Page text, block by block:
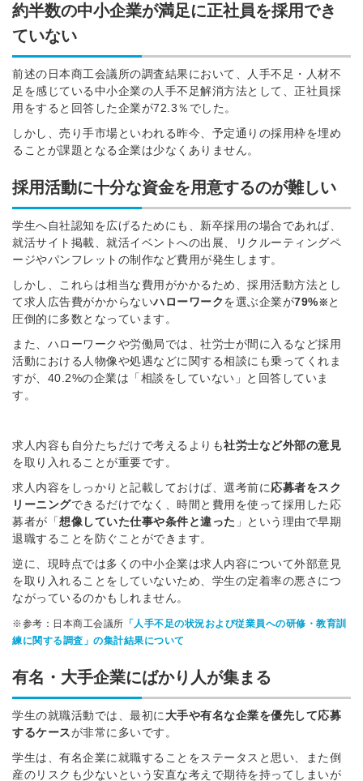
約半数の中小企業が満足に正社員を採用でき
ていない
前述の日本商工会議所の調査結果において、人手不足・人材不
足を感じている中小企業の人手不足解消方法として、正社員採
用をすると回答した企業が72.3％でした。
しかし、売り手市場といわれる昨今、予定通りの採用枠を埋め
ることが課題となる企業は少なくありません。
採用活動に十分な資金を用意するのが難しい
学生へ自社認知を広げるためにも、新卒採用の場合であれば、
就活サイト掲載、就活イベントへの出展、リクルーティングペ
ージやパンフレットの制作など費用が発生します。
しかし、これらは相当な費用がかかるため、採用活動方法とし
て求人広告費がかからないハローワークを選ぶ企業が79%※ と
圧倒的に多数となっています。
また、ハローワークや労働局では、社労士が間に入るなど採用
活動における人物像や処遇などに関する相談にも乗ってくれま
すが、40.2%の企業は「相談をしていない」と回答していま
す。
求人内容も自分たちだけで考えるよりも社労士など外部の意見
を取り入れることが重要です。
求人内容をしっかりと記載しておけば、選考前に応募者をスク
リーニングできるだけでなく、時間と費用を使って採用した応
募者が 「想像していた仕事や条件と違った 」という 理由で早期
退職することを防ぐことができます。
逆に、現時点では多くの中小企業は求人内容について外部意見
を取り入れることをしていないため、学生の定着率の悪さにつ
ながっているのかもしれません。
※参考：日本商工会議所 「人手不足の状況および従業員への研修・教育訓
練に関する調査」の集計結果について
有名・大手企業にばかり人が集まる
学生の就職活動では、最初に 大手や有名な企業を優先して応募
するケースが非常に多いです。
学生は、有名企業に就職することをステータスと思い、また倒
産のリスクも少ないという安直な考えで期待を持ってしまいが